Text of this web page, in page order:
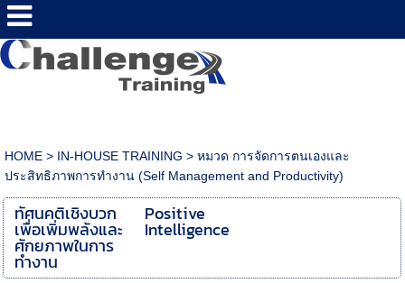
HOME> IN-HOUSE TRAINING > หมวด การจัดการตนเองและ
ประสิทธิภาพการทำงาน (Self Management and Productivity)
ทัศนคติเชิงบวก
เพื่อเพิ่มพลังและ
ศักยภาพในการ
ทำงาน
Positive
Intelligence